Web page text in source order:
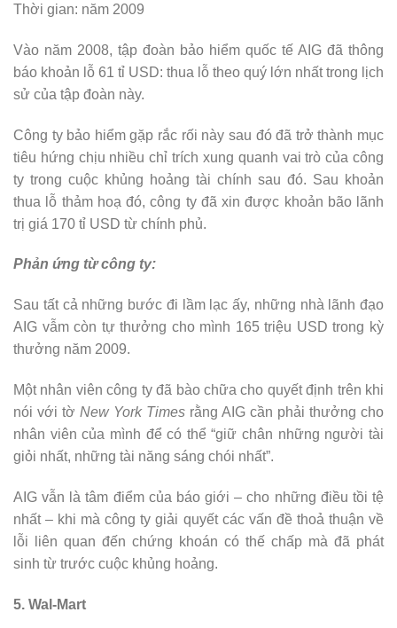
Thời gian: năm 2009
Vào năm 2008, tập đoàn bảo hiểm quốc tế AIG đã thông
báo khoản lỗ 61 tỉ USD: thua lỗ theo quý lớn nhất trong lịch
sử của tập đoàn này.
Công ty bảo hiểm gặp rắc rối này sau đó đã trở thành mục
tiêu hứng chịu nhiều chỉ trích xung quanh vai trò của công
ty trong cuộc khủng hoảng tài chính sau đó. Sau khoản
thua lỗ thảm hoạ đó, công ty đã xin được khoản bão lãnh
trị giá 170 tỉ USD từ chính phủ.
Phản ứng từ công ty:
Sau tất cả những bước đi lầm lạc ấy, những nhà lãnh đạo
AIG vẫm còn tự thưởng cho mình 165 triệu USD trong kỳ
thưởng năm 2009.
Một nhân viên công ty đã bào chữa cho quyết định trên khi
nói với tờ New York Times rằng AIG cần phải thưởng cho
nhân viên của mình để có thể “giữ chân những người tài
giỏi nhất, những tài năng sáng chói nhất”.
AIG vẫn là tâm điểm của báo giới – cho những điều tồi tệ
nhất – khi mà công ty giải quyết các vấn đề thoả thuận về
lỗi liên quan đến chứng khoán có thế chấp mà đã phát
sinh từ trước cuộc khủng hoảng.
5. Wal-Mart